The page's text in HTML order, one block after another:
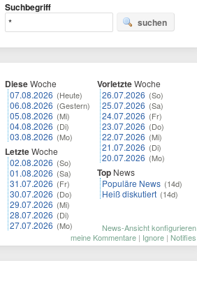
Suchbegriff
suchen
DieseWoche
07.08.2026 (Heute)
06.08.2026 (Gestern)
05.08.2026 (Mi)
04.08.2026 (Di)
03.08.2026 (Mo)
LetzteWoche
02.08.2026 (So)
01.08.2026 (Sa)
31.07.2026 (Fr)
30.07.2026 (Do)
29.07.2026 (Mi)
28.07.2026 (Di)
27.07.2026 (Mo)
VorletzteWoche
26.07.2026 (So)
25.07.2026 (Sa)
24.07.2026 (Fr)
23.07.2026 (Do)
22.07.2026 (Mi)
21.07.2026 (Di)
20.07.2026 (Mo)
Top News
Populäre News (14d)
Heiß diskutiert (14d)
News-Ansicht konfigurieren
meine Kommentare | Ignore | Notifies